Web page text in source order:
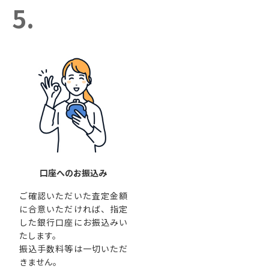
5.
口座へのお振込み
ご確認いただいた査定金額
に合意いただければ、指定
した銀行口座にお振込みい
たします。
振込手数料等は一切いただ
きません。